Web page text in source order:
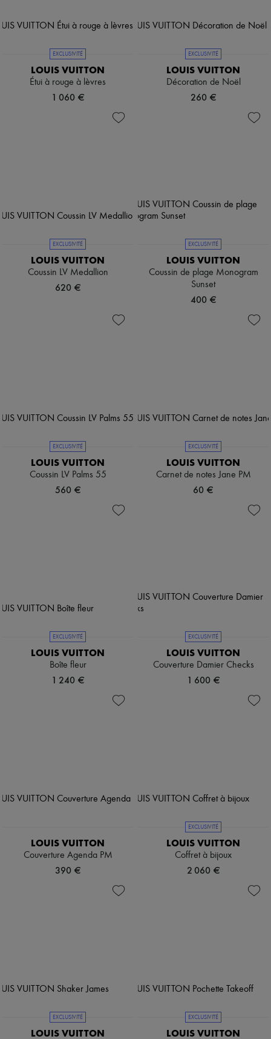
EXCLUSIVITÉ
LOUIS VUITTON
Étui à rouge à lèvres
1 060 €
EXCLUSIVITÉ
LOUIS VUITTON
Décoration de Noël
260 €
EXCLUSIVITÉ
LOUIS VUITTON
Coussin LV Medallion
620 €
EXCLUSIVITÉ
LOUIS VUITTON
Coussin de plage Monogram
Sunset
400 €
EXCLUSIVITÉ
LOUIS VUITTON
Coussin LV Palms 55
560 €
EXCLUSIVITÉ
LOUIS VUITTON
Carnet de notes Jane PM
60 €
EXCLUSIVITÉ
LOUIS VUITTON
Boîte fleur
1 240 €
EXCLUSIVITÉ
LOUIS VUITTON
Couverture Damier Checks
1 600 €
LOUIS VUITTON
Couverture Agenda PM
390 €
EXCLUSIVITÉ
LOUIS VUITTON
Coffret à bijoux
2 060 €
EXCLUSIVITÉ
LOUIS VUITTON
EXCLUSIVITÉ
LOUIS VUITTON